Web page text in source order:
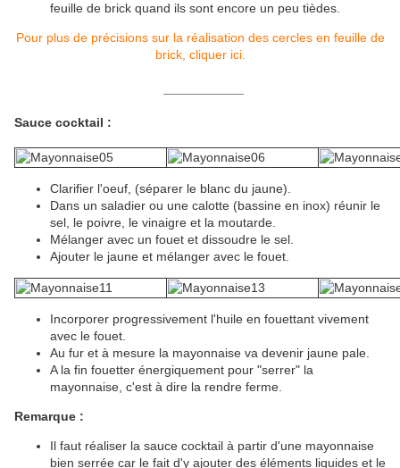
feuille de brick quand ils sont encore un peu tièdes.
Pour plus de précisions sur la réalisation des cercles en feuille de
brick, cliquer ici.
Sauce cocktail :
Clarifier l'oeuf, (séparer le blanc du jaune).
Dans un saladier ou une calotte (bassine en inox) réunir le
sel, le poivre, le vinaigre et la moutarde.
Mélanger avec un fouet et dissoudre le sel.
Ajouter le jaune et mélanger avec le fouet.
Incorporer progressivement l'huile en fouettant vivement
avec le fouet.
Au fur et à mesure la mayonnaise va devenir jaune pale.
A la fin fouetter énergiquement pour "serrer" la
mayonnaise, c'est à dire la rendre ferme.
Remarque :
Il faut réaliser la sauce cocktail à partir d'une mayonnaise
bien serrée car le fait d'y ajouter des éléments liquides et le